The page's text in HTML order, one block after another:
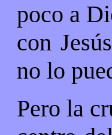
poco a
con
no lo
Pero la